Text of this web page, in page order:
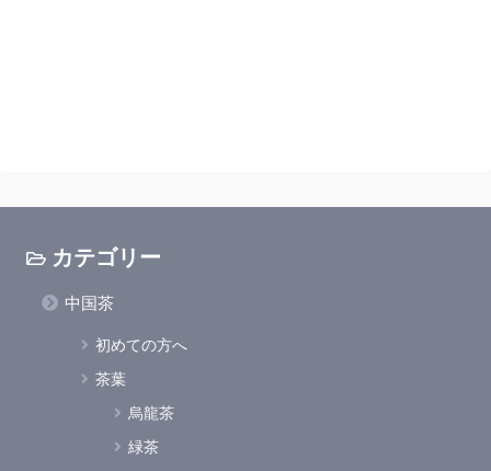
カテゴリー
中国茶
初めての方へ
茶葉
烏龍茶
緑茶